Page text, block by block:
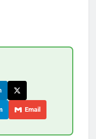
Email